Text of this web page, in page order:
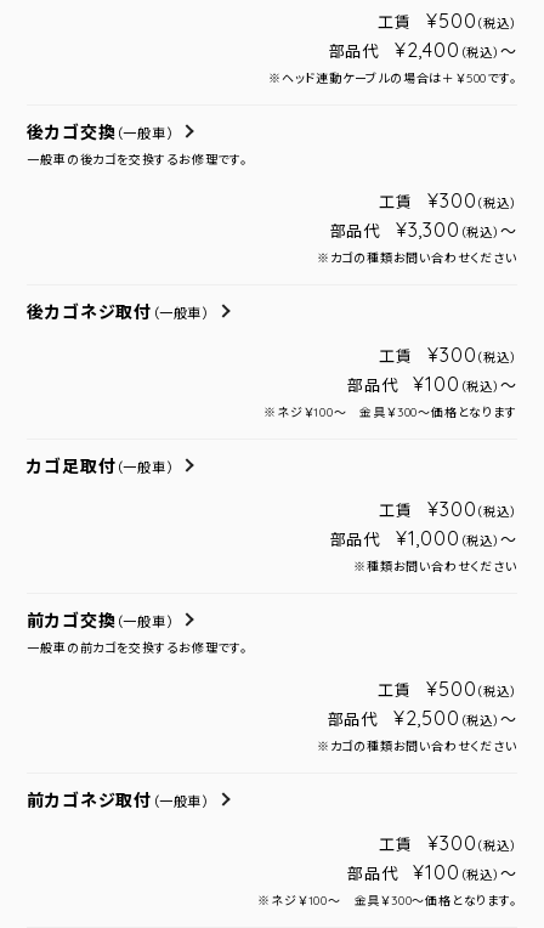
工賃 ¥500 （税込）
部品代 ¥2,400 （税込） ～
※ヘッド連動ケーブルの場合は＋￥500です。
後カゴ交換 （一般車）
一般車の後カゴを交換するお修理です。
工賃 ¥300 （税込）
部品代 ¥3,300 （税込） ～
※カゴの種類お問い合わせください
後カゴネジ取付 （一般車）
工賃 ¥300 （税込）
部品代 ¥100 （税込） ～
※ネジ￥100～ 金具￥300～価格となります
カゴ足取付 （一般車）
工賃 ¥300 （税込）
部品代 ¥1,000 （税込） ～
※種類お問い合わせください
前カゴ交換 （一般車）
一般車の前カゴを交換するお修理です。
工賃 ¥500 （税込）
部品代 ¥2,500 （税込） ～
※カゴの種類お問い合わせください
前カゴネジ取付 （一般車）
工賃 ¥300 （税込）
部品代 ¥100 （税込） ～
※ネジ￥100～ 金具￥300～価格となります。